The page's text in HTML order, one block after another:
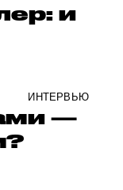
и
ИНТЕРВЬЮ
—